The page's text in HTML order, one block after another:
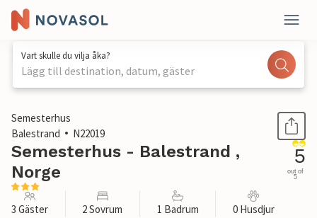
Vart skulle du vilja åka?
Lägg till destination, datum, gäster
1 / 14
Semesterhus
Balestrand
N22019
Semesterhus - Balestrand ,
Norge
5
out of
5
3 Gäster 2 Sovrum 1 Badrum 0 Husdjur